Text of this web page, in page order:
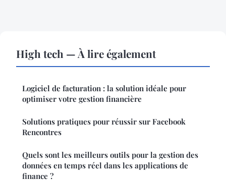
High tech — À lire également
Logiciel de facturation : la solution idéale pour
optimiser votre gestion financière
Solutions pratiques pour réussir sur Facebook
Rencontres
Quels sont les meilleurs outils pour la gestion des
données en temps réel dans les applications de
finance ?